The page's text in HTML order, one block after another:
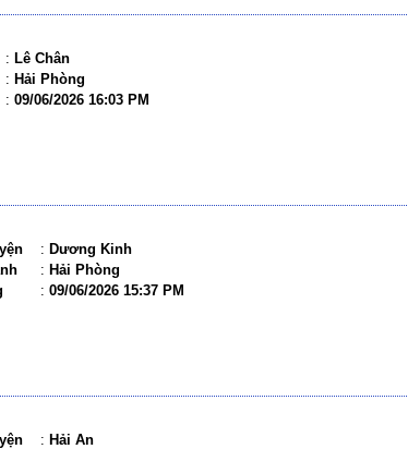
: Lê Chân
: Hải Phòng
: 09/06/2026 16:03 PM
: Dương Kinh
: Hải Phòng
: 09/06/2026 15:37 PM
: Hải An